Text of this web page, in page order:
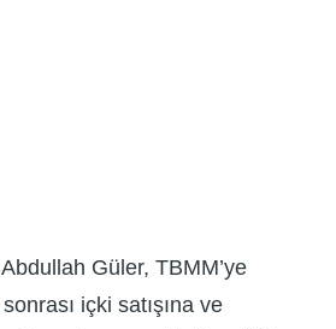
Güler, TBMM’ye
içki satışına ve